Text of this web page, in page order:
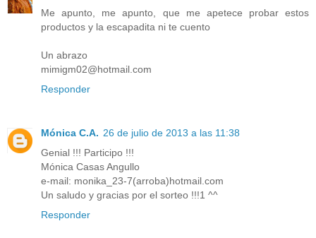
Me apunto, me apunto, que me apetece probar estos
productos y la escapadita ni te cuento
Un abrazo
mimigm02@hotmail.com
Responder
Mónica C.A. 26 de julio de 2013 a las 11:38
Genial !!! Participo !!!
Mónica Casas Angullo
e-mail: monika_23-7(arroba)hotmail.com
Un saludo y gracias por el sorteo !!!1 ^^
Responder